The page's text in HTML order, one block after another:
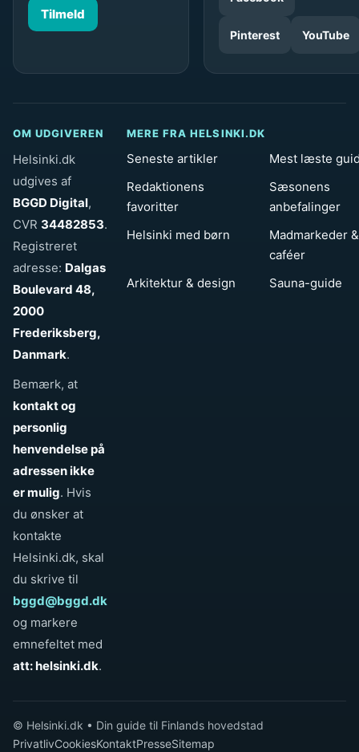
Tilmeld
Pinterest YouTube
OM UDGIVEREN
Helsinki.dk
udgives af
BGGD Digital,
CVR 34482853.
Registreret
adresse: Dalgas
Boulevard 48,
2000
Frederiksberg,
Danmark.
Bemærk, at
kontakt og
personlig
henvendelse på
adressen ikke
er mulig. Hvis
du ønsker at
kontakte
Helsinki.dk, skal
du skrive til
bggd@bggd.dk
og markere
emnefeltet med
att: helsinki.dk.
MERE FRA HELSINKI.DK
Seneste artikler
Mest læste
Redaktionens
favoritter
Sæsonens
anbefalinger
Helsinki med børn
Madmarkeder &
caféer
Arkitektur & design
Sauna-guide
© Helsinki.dk • Din guide til Finlands hovedstad
PrivatlivCookiesKontaktPresseSitemap